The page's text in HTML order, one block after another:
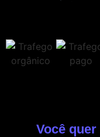
Você